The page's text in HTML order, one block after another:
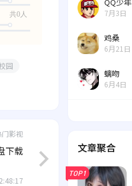
共0人
园
门影视
下载
7月3日
鸡桑
6月21日
螭吻
6月4日
文章聚合
TOP1